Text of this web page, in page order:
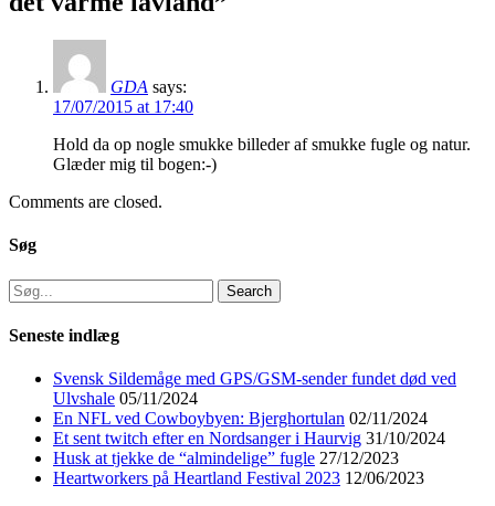
GDA says:
17/07/2015 at 17:40
Hold da op nogle smukke billeder af smukke fugle og natur.
Glæder mig til bogen:-)
Comments are closed.
Søg
Search
for:
Seneste indlæg
Svensk Sildemåge med GPS/GSM-sender fundet død ved
Ulvshale 05/11/2024
En NFL ved Cowboybyen: Bjerghortulan 02/11/2024
Et sent twitch efter en Nordsanger i Haurvig 31/10/2024
Husk at tjekke de “almindelige” fugle 27/12/2023
Heartworkers på Heartland Festival 2023 12/06/2023